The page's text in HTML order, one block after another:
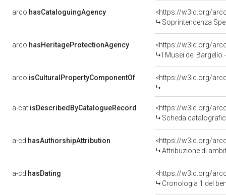
arco:hasCataloguingAgency
<https://w3id.org/
Soprintendenza
arco:hasHeritageProtectionAgency
<https://w3id.org/
I Musei del
arco:isCulturalPropertyComponentOf <https://w3id.org/
a-cat:isDescribedByCatalogueRecord
<https://w3id.org/
Scheda
a-cd:hasAuthorshipAttribution
<https://w3id.org/
Attribuzione di
a-cd:hasDating
<https://w3id.org/
Cronologia 1 del